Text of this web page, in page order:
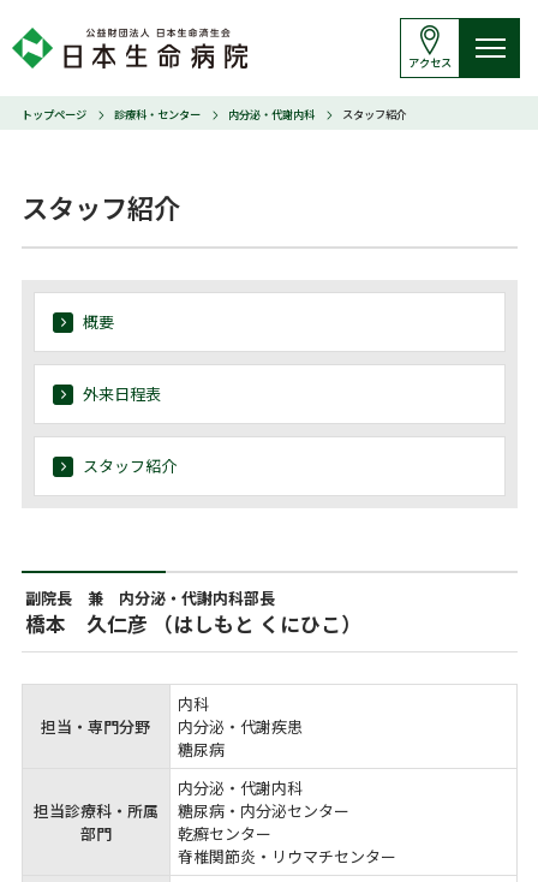
アクセス
トップページ 診療科・センター 内分泌・代謝内科 スタッフ紹介
スタッフ紹介
概要
外来日程表
スタッフ紹介
副院長 兼 内分泌・代謝内科部長
橋本 久仁彦 （はしもと くにひこ）
担当・専門分野
内科
内分泌・代謝疾患
糖尿病
担当診療科・所属
部門
内分泌・代謝内科
糖尿病・内分泌センター
乾癬センター
脊椎関節炎・リウマチセンター